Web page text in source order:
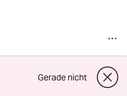
ich es für durchaus
Gerade nicht